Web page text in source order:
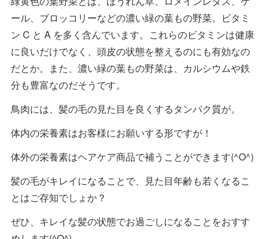
ール、ブロッコリーなどの濃い緑の葉もの野菜。ビタミ
ン C と A を多く含んでいます。これらのビタミンは健康
に良いだけでなく、頭皮の状態を整えるのにも有効なの
だとか。また、濃い緑の葉もの野菜は、カルシウムや鉄
分も豊富なのだそうです。
鳥肉には、髪の毛の見た目を良くするタンパク質が。
体内の栄養素はお客様にお願いする形ですが！
体外の栄養素はヘアケア商品で補うことができます(^O^)
髪の毛がキレイになることで、見た目年齢も若くなるこ
とはご存知でしょか？
ぜひ、キレイな髪の状態でお過ごしになることをおすす